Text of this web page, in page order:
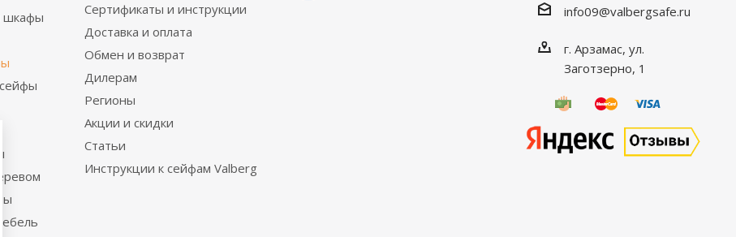
шкафы
Сертификаты и инструкции
Доставка и оплата
Обмен и возврат
Дилерам
Регионы
Акции и скидки
Статьи
Инструкции к сейфам Valberg
info09@valbergsafe.ru
г. Арзамас, ул.
Заготзерно, 1